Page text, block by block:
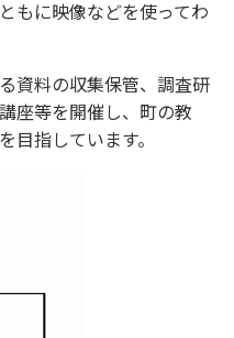
もに映像などを使ってわ
資料の収集保管、調査研
座等を開催し、町の教
目指しています。